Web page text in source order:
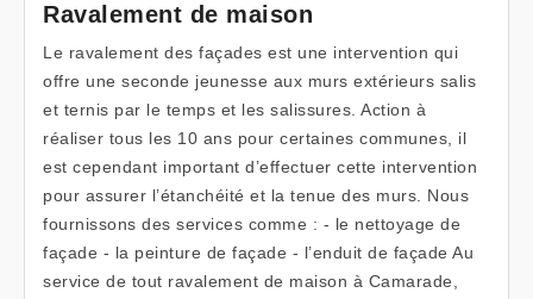
Ravalement de maison
Le ravalement des façades est une intervention qui
offre une seconde jeunesse aux murs extérieurs salis
et ternis par le temps et les salissures. Action à
réaliser tous les 10 ans pour certaines communes, il
est cependant important d’effectuer cette intervention
pour assurer l’étanchéité et la tenue des murs. Nous
fournissons des services comme : - le nettoyage de
façade - la peinture de façade - l’enduit de façade Au
service de tout ravalement de maison à Camarade,